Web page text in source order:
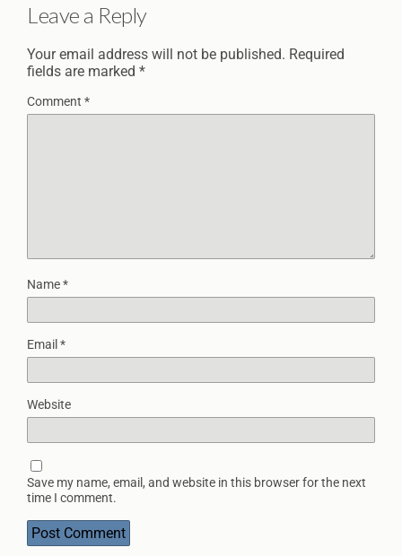
Leave a Reply
Your email address will not be published. Required
fields are marked *
Comment *
Name*
Email *
Website
Save my name, email, and website in this browser for the next
time I comment.